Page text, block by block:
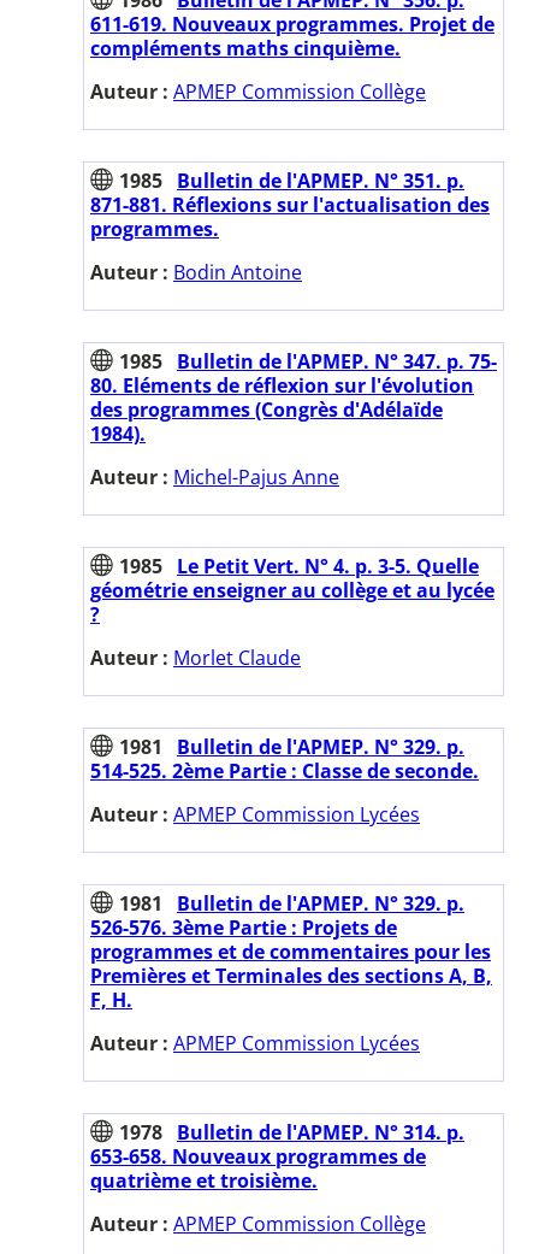
611-619. Nouveaux programmes. Projet de
compléments maths cinquième.
Auteur : APMEP Commission Collège
1985 Bulletin de l'APMEP. N° 351. p.
871-881. Réflexions sur l'actualisation des
programmes.
Auteur : Bodin Antoine
1985 Bulletin de l'APMEP. N° 347. p. 75-
80. Eléments de réflexion sur l'évolution
des programmes (Congrès d'Adélaïde
1984).
Auteur : Michel-Pajus Anne
1985 Le Petit Vert. N° 4. p. 3-5. Quelle
géométrie enseigner au collège et au lycée
?
Auteur : Morlet Claude
1981
Bulletin de l'APMEP. N° 329. p.
514-525. 2ème Partie : Classe de seconde.
Auteur : APMEP Commission Lycées
1981
Bulletin de l'APMEP. N° 329. p.
526-576. 3ème Partie : Projets de
programmes et de commentaires pour les
Premières et Terminales des sections A, B,
F, H.
Auteur : APMEP Commission Lycées
1978 Bulletin de l'APMEP. N° 314. p.
653-658. Nouveaux programmes de
quatrième et troisième.
Auteur : APMEP Commission Collège